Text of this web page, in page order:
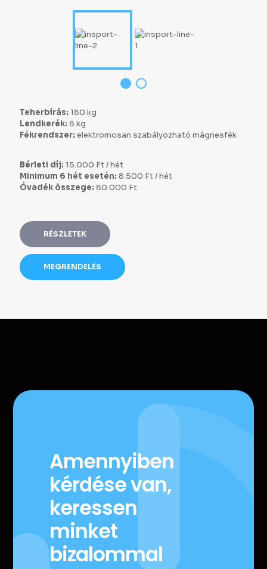
Teherbírás: 180 kg
Lendkerék: 8 kg
Fékrendszer: elektromosan szabályozható mágnesfék
Bérleti díj: 15.000 Ft / hét
Minimum 6 hét esetén: 8.500 Ft / hét
Óvadék összege: 80.000 Ft
RÉSZLETEK
MEGRENDELÉS
Amennyiben
kérdése van,
keressen
minket
bizalommal